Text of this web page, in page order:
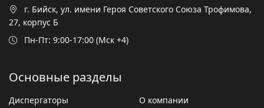
г. Бийск, ул. имени Героя Советского Союза Трофимова,
27, корпус Б
Пн-Пт: 9:00-17:00 (Мск +4)
Основные разделы
Диспергаторы
О компании